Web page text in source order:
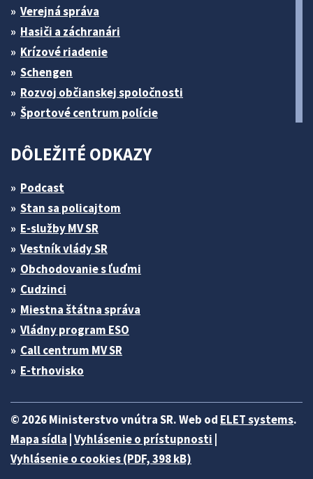
Verejná správa
Hasiči a záchranári
Krízové riadenie
Schengen
Rozvoj občianskej spoločnosti
Športové centrum polície
DÔLEŽITÉ ODKAZY
Podcast
Stan sa policajtom
E-služby MV SR
Vestník vlády SR
Obchodovanie s ľuďmi
Cudzinci
Miestna štátna správa
Vládny program ESO
Call centrum MV SR
E-trhovisko
© 2026 Ministerstvo vnútra SR. Web od ELET systems.
Mapa sídla Vyhlásenie o prístupnosti
Vyhlásenie o cookies (PDF, 398 kB)